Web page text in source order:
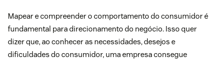
Mapear e compreender o comportamento do consumidor é
fundamental para direcionamento do negócio. Isso quer
dizer que, ao conhecer as necessidades, desejos e
dificuldades do consumidor, uma empresa consegue